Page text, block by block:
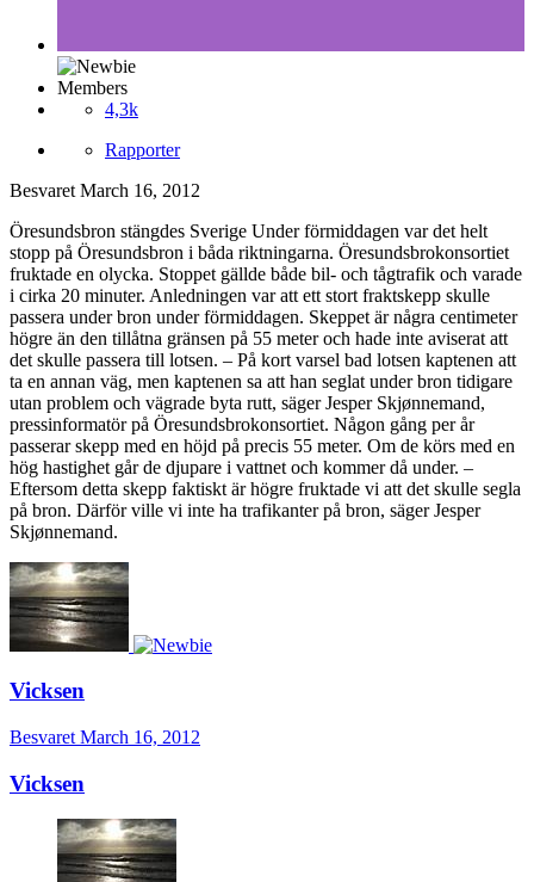
Members
4,3k
Rapporter
Besvaret March 16, 2012
Öresundsbron stängdes Sverige Under förmiddagen var det helt
stopp på Öresundsbron i båda riktningarna. Öresundsbrokonsortiet
fruktade en olycka. Stoppet gällde både bil- och tågtrafik och varade
i cirka 20 minuter. Anledningen var att ett stort fraktskepp skulle
passera under bron under förmiddagen. Skeppet är några centimeter
högre än den tillåtna gränsen på 55 meter och hade inte aviserat att
det skulle passera till lotsen. – På kort varsel bad lotsen kaptenen att
ta en annan väg, men kaptenen sa att han seglat under bron tidigare
utan problem och vägrade byta rutt, säger Jesper Skjønnemand,
pressinformatör på Öresundsbrokonsortiet. Någon gång per år
passerar skepp med en höjd på precis 55 meter. Om de körs med en
hög hastighet går de djupare i vattnet och kommer då under. –
Eftersom detta skepp faktiskt är högre fruktade vi att det skulle segla
på bron. Därför ville vi inte ha trafikanter på bron, säger Jesper
Skjønnemand.
Vicksen
Besvaret March 16, 2012
Vicksen